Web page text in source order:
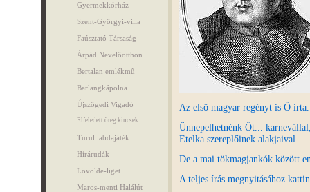
Gyermekkórház
Szent-Györgyi-villa
Faúsztató Társaság
Árpád Nevelőotthon
Bertalan emlékmű
Barlangkápolna
Újszögedi Vigadó
Elfeledett öreg kincsek
Turul labdajáték
Hírárudák
Lövölde-liget
Maros-menti Halálút
Az első magyar regényt is Ő
Ünnepelhetnénk Őt...
Etelka szereplőinek alakjaival...
De a mai tökmagjankók között
A teljes írás megnyitásához